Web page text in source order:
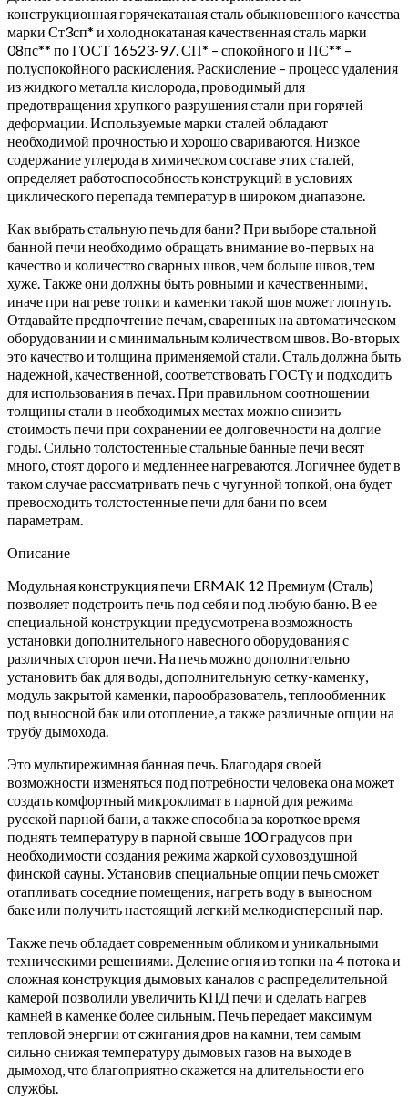
конструкционная горячекатаная сталь обыкновенного качества
марки Ст3сп* и холоднокатаная качественная сталь марки
08пс** по ГОСТ 16523-97. СП* – спокойного и ПС** –
полуспокойного раскисления. Раскисление – процесс удаления
из жидкого металла кислорода, проводимый для
предотвращения хрупкого разрушения стали при горячей
деформации. Используемые марки сталей обладают
необходимой прочностью и хорошо свариваются. Низкое
содержание углерода в химическом составе этих сталей,
определяет работоспособность конструкций в условиях
циклического перепада температур в широком диапазоне.
Как выбрать стальную печь для бани? При выборе стальной
банной печи необходимо обращать внимание во-первых на
качество и количество сварных швов, чем больше швов, тем
хуже. Также они должны быть ровными и качественными,
иначе при нагреве топки и каменки такой шов может лопнуть.
Отдавайте предпочтение печам, сваренных на автоматическом
оборудовании и с минимальным количеством швов. Во-вторых
это качество и толщина применяемой стали. Сталь должна быть
надежной, качественной, соответствовать ГОСТу и подходить
для использования в печах. При правильном соотношении
толщины стали в необходимых местах можно снизить
стоимость печи при сохранении ее долговечности на долгие
годы. Сильно толстостенные стальные банные печи весят
много, стоят дорого и медленнее нагреваются. Логичнее будет в
таком случае рассматривать печь с чугунной топкой, она будет
превосходить толстостенные печи для бани по всем
параметрам.
Описание
Модульная конструкция печи ERMAK 12 Премиум (Сталь)
позволяет подстроить печь под себя и под любую баню. В ее
специальной конструкции предусмотрена возможность
установки дополнительного навесного оборудования с
различных сторон печи. На печь можно дополнительно
установить бак для воды, дополнительную сетку-каменку,
модуль закрытой каменки, парообразователь, теплообменник
под выносной бак или отопление, а также различные опции на
трубу дымохода.
Это мультирежимная банная печь. Благодаря своей
возможности изменяться под потребности человека она может
создать комфортный микроклимат в парной для режима
русской парной бани, а также способна за короткое время
поднять температуру в парной свыше 100 градусов при
необходимости создания режима жаркой суховоздушной
финской сауны. Установив специальные опции печь сможет
отапливать соседние помещения, нагреть воду в выносном
баке или получить настоящий легкий мелкодисперсный пар.
Также печь обладает современным обликом и уникальными
техническими решениями. Деление огня из топки на 4 потока и
сложная конструкция дымовых каналов с распределительной
камерой позволили увеличить КПД печи и сделать нагрев
камней в каменке более сильным. Печь передает максимум
тепловой энергии от сжигания дров на камни, тем самым
сильно снижая температуру дымовых газов на выходе в
дымоход, что благоприятно скажется на длительности его
службы.